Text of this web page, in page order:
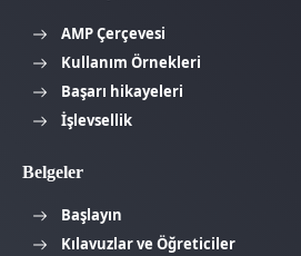
AMP Çerçevesi
Kullanım Örnekleri
Başarı hikayeleri
İşlevsellik
Belgeler
Başlayın
Kılavuzlar ve Öğreticiler